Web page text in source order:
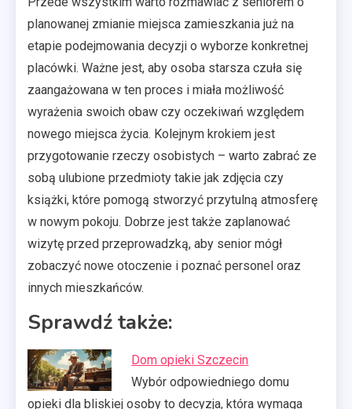
planowanej zmianie miejsca zamieszkania już na
etapie podejmowania decyzji o wyborze konkretnej
placówki. Ważne jest, aby osoba starsza czuła się
zaangażowana w ten proces i miała możliwość
wyrażenia swoich obaw czy oczekiwań względem
nowego miejsca życia. Kolejnym krokiem jest
przygotowanie rzeczy osobistych – warto zabrać ze
sobą ulubione przedmioty takie jak zdjęcia czy
książki, które pomogą stworzyć przytulną atmosferę
w nowym pokoju. Dobrze jest także zaplanować
wizytę przed przeprowadzką, aby senior mógł
zobaczyć nowe otoczenie i poznać personel oraz
innych mieszkańców.
Sprawdź także:
Dom opieki Szczecin
Wybór odpowiedniego domu
opieki dla bliskiej osoby to decyzja, która wymaga